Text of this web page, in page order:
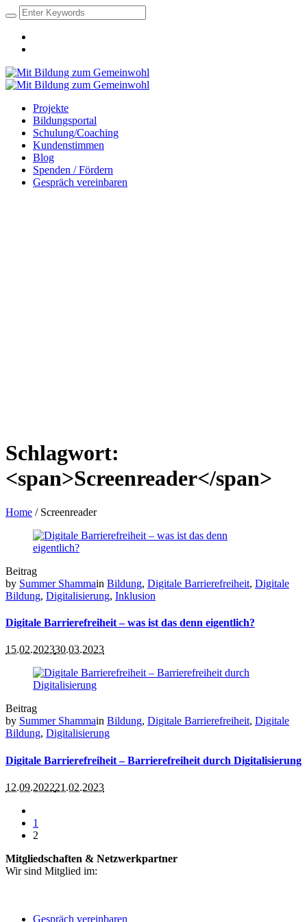
Projekte
Bildungsportal
Schulung/Coaching
Kundenstimmen
Blog
Spenden / Fördern
Gespräch vereinbaren
Schlagwort:
<span>Screenreader</span>
Home / Screenreader
Beitrag
by Summer Shammain Bildung, Digitale Barrierefreiheit, Digitale
Bildung, Digitalisierung, Inklusion
Digitale Barrierefreiheit – was ist das denn eigentlich?
15.02.202330.03.2023
Beitrag
by Summer Shammain Bildung, Digitale Barrierefreiheit, Digitale
Bildung, Digitalisierung
Digitale Barrierefreiheit – Barrierefreiheit durch Digitalisierung
12.09.202221.02.2023
1
2
Mitgliedschaften & Netzwerkpartner
Wir sind Mitglied im:
Gespräch vereinbaren